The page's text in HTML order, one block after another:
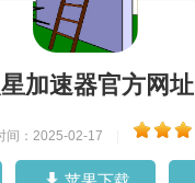
加速器官方网址
间：2025-02-17